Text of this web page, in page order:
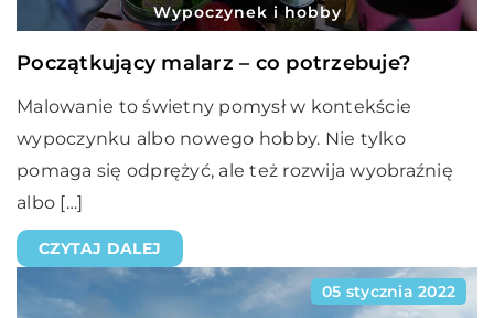
Wypoczynek i hobby
Początkujący malarz – co potrzebuje?
Malowanie to świetny pomysł w kontekście
wypoczynku albo nowego hobby. Nie tylko
pomaga się odprężyć, ale też rozwija wyobraźnię
albo […]
CZYTAJ DALEJ
05 stycznia 2022